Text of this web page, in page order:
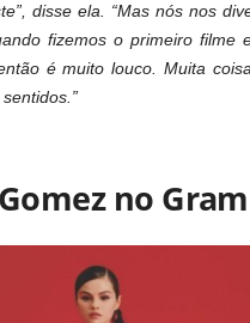
disse ela. “Mas nós nos
fizemos o primeiro filme
é muito louco. Muita
no